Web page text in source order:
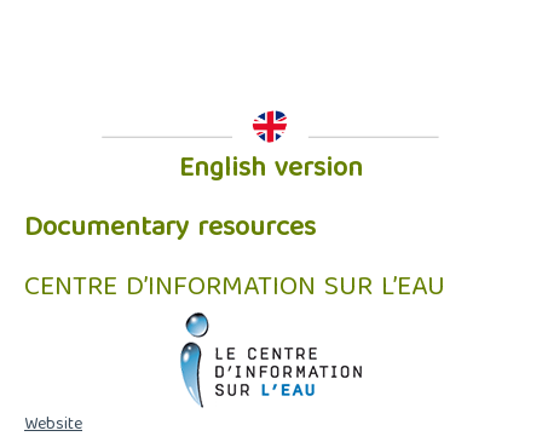
English version
Documentary resources
CENTRE D’INFORMATION SUR L’EAU
Website